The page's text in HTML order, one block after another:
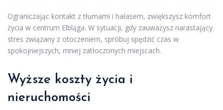
Ograniczając kontakt z tłumami i hałasem, zwiększysz komfort
życia w centrum Elbląga. W sytuacji, gdy zauważysz narastający
stres związany z otoczeniem, spróbuj spędzić czas w
spokojniejszych, mniej zatłoczonych miejscach.
Wyższe koszty życia i
nieruchomości